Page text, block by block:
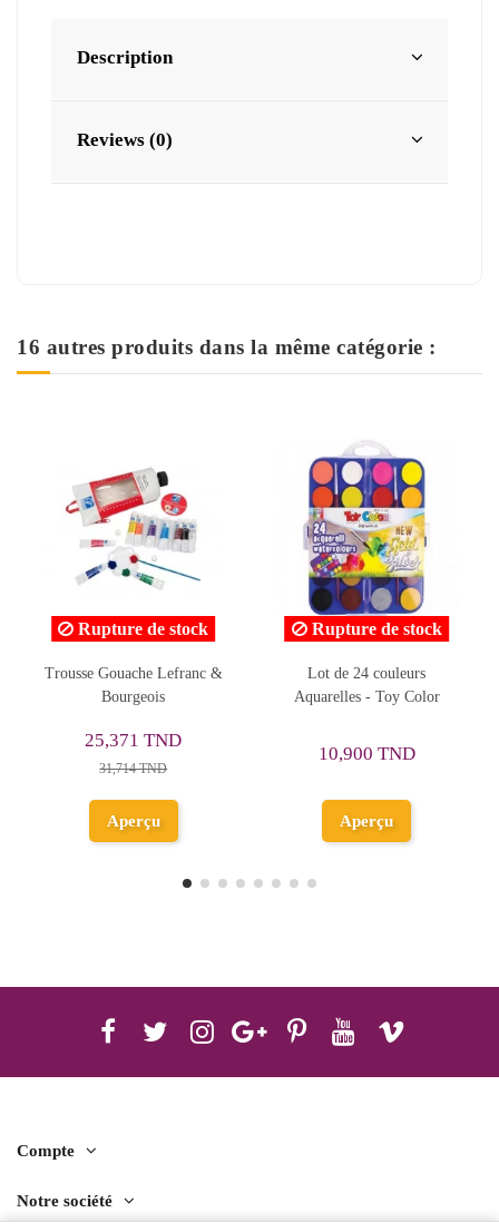
Description
Reviews (0)
16 autres produits dans la même catégorie :
de stock
Lefranc &
Rupture de stock
Lot de 24 couleurs
Aquarelles - Toy Color
Pot de Gouache
200ml Argent
Compte
Notre société